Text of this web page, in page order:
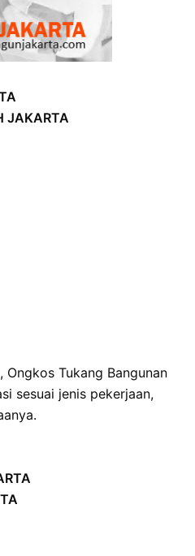
JAKARTA
, Ongkos Tukang Bangunan
sesuai jenis pekerjaan,